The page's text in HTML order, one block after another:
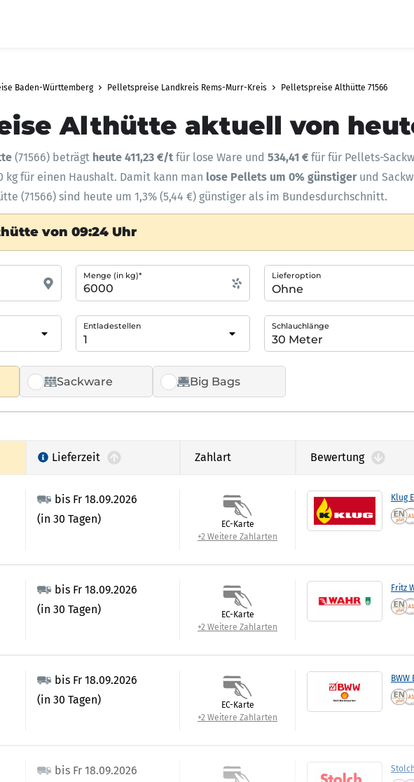
Baden-Württemberg Pelletspreise Landkreis Rems-Murr-Kreis Pelletspreise Althütte 71566
Althütte aktuell von
(71566) beträgt heute 411,23 €/t für lose Ware und 534,41 € für für Pellets-
kg für einen Haushalt. Damit kann man lose Pellets um 0% günstiger und
(71566) sind heute um 1,3% (5,44 €) günstiger als im Bundesdurchschnitt.
von 09:24 Uhr
Sackware Big Bags
Menge (in kg)* Lieferoption
Entladestellen Schlauchlänge
Lieferzeit Zahlart Bewertung
Klug
bis Fr 18.09.2026
(in 30 Tagen)
EC-Karte
+2 Weitere Zahlarten
Fritz
bis Fr 18.09.2026
(in 30 Tagen)
EC-Karte
+2 Weitere Zahlarten
BWW
bis Fr 18.09.2026
(in 30 Tagen)
EC-Karte
+2 Weitere Zahlarten
bis Fr 18.09.2026